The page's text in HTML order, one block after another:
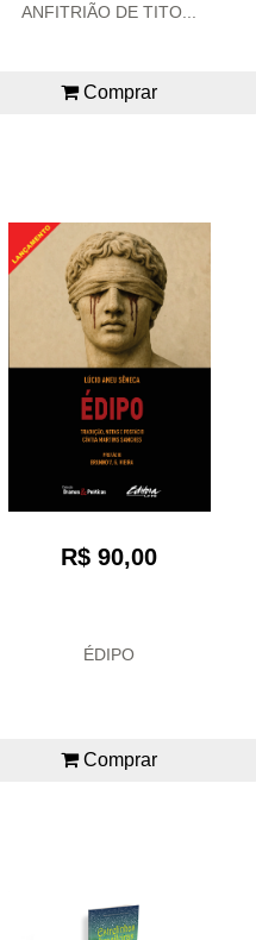
ANFITRIÃO DE TITO...
Comprar
R$ 90,00
ÉDIPO
Comprar